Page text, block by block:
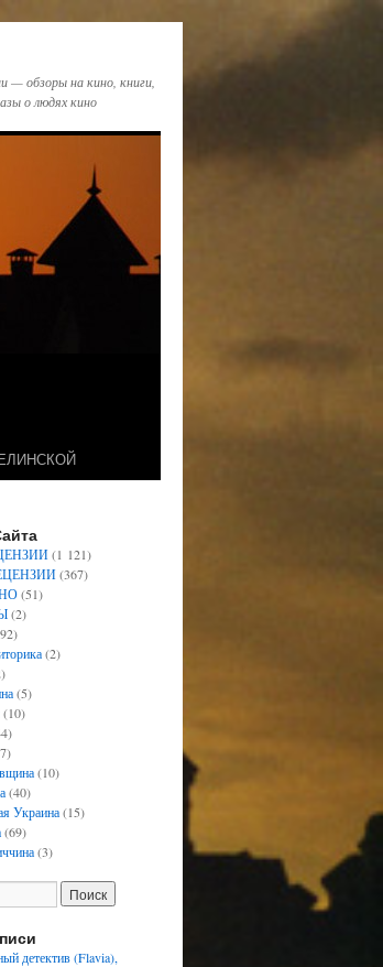
— обзоры на кино, книги,
о людях кино
(1 121)
(367)
(51)
(2)
(2)
(5)
(10)
(10)
(40)
Украина(15)
(69)
(3)
детектив (Flavia),